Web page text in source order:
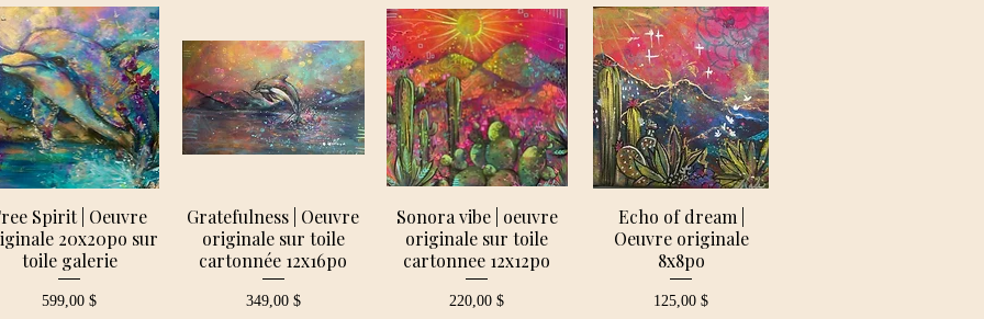
Spirit | Oeuvre
20x20po sur
toile galerie
Prix
599,00 $
Gratefulness | Oeuvre
originale sur toile
cartonnée 12x16po
Prix
349,00 $
Sonora vibe | oeuvre
originale sur toile
cartonnee 12x12po
Prix
220,00 $
Echo of dream |
Oeuvre originale
8x8po
Prix
125,00 $